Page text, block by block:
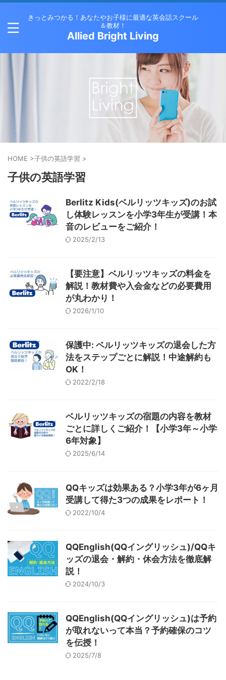
きっとみつかる！あなたやお子様に最適な英会話スクール
＆教材！
Allied Bright Living
HOME >子供の英語学習 >
子供の英語学習
Berlitz Kids(ベルリッツキッズ)のお試
し体験レッスンを小学3年生が受講！本
音のレビューをご紹介！
2025/2/13
【要注意】ベルリッツキッズの料金を
解説！教材費や入会金などの必要費用
が丸わかり！
2026/1/10
保護中: ベルリッツキッズの退会した方
法をステップごとに解説！中途解約も
OK！
2022/2/18
ベルリッツキッズの宿題の内容を教材
ごとに詳しくご紹介！【小学3年～小学
6年対象】
2025/6/14
QQキッズは効果ある？小学3年が6ヶ月
受講して得た3つの成果をレポート！
2022/10/4
QQEnglish(QQイングリッシュ)/QQキ
ッズの退会・解約・休会方法を徹底解
説！
2024/10/3
QQEnglish(QQイングリッシュ)は予約
が取れないって本当？予約確保のコツ
を伝授！
2025/7/8